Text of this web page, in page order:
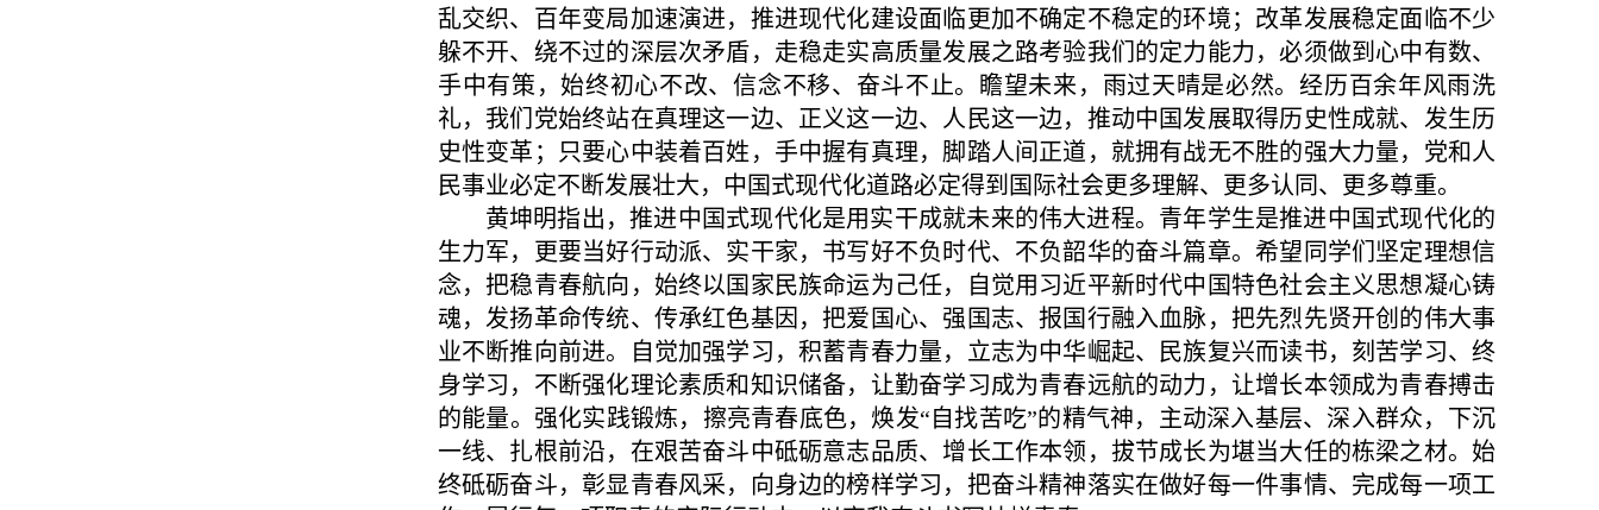
乱交织、百年变局加速演进，推进现代化建设面临更加不确定不稳定的环境；改革发展稳定面临不少
躲不开、绕不过的深层次矛盾，走稳走实高质量发展之路考验我们的定力能力，必须做到心中有数、
手中有策，始终初心不改、信念不移、奋斗不止。瞻望未来，雨过天晴是必然。经历百余年风雨洗
礼，我们党始终站在真理这一边、正义这一边、人民这一边，推动中国发展取得历史性成就、发生历
史性变革；只要心中装着百姓，手中握有真理，脚踏人间正道，就拥有战无不胜的强大力量，党和人
民事业必定不断发展壮大，中国式现代化道路必定得到国际社会更多理解、更多认同、更多尊重。
黄坤明指出，推进中国式现代化是用实干成就未来的伟大进程。青年学生是推进中国式现代化的
生力军，更要当好行动派、实干家，书写好不负时代、不负韶华的奋斗篇章。希望同学们坚定理想信
念，把稳青春航向，始终以国家民族命运为己任，自觉用习近平新时代中国特色社会主义思想凝心铸
魂，发扬革命传统、传承红色基因，把爱国心、强国志、报国行融入血脉，把先烈先贤开创的伟大事
业不断推向前进。自觉加强学习，积蓄青春力量，立志为中华崛起、民族复兴而读书，刻苦学习、终
身学习，不断强化理论素质和知识储备，让勤奋学习成为青春远航的动力，让增长本领成为青春搏击
的能量。强化实践锻炼，擦亮青春底色，焕发“自找苦吃”的精气神，主动深入基层、深入群众，下沉
一线、扎根前沿，在艰苦奋斗中砥砺意志品质、增长工作本领，拔节成长为堪当大任的栋梁之材。始
终砥砺奋斗，彰显青春风采，向身边的榜样学习，把奋斗精神落实在做好每一件事情、完成每一项工